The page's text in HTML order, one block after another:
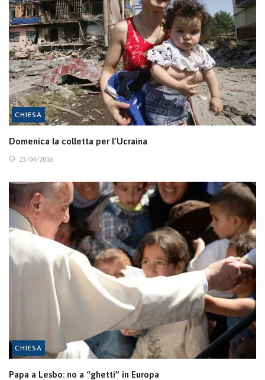
CHIESA
Domenica la colletta per l’Ucraina
23/04/2016
CHIESA
Papa a Lesbo: no a “ghetti” in Europa